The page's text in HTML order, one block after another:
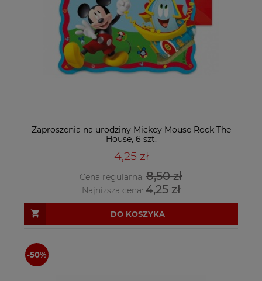
Zaproszenia na urodziny Mickey Mouse Rock The
House, 6 szt.
4,25 zł
Cena regularna: 8,50 zł
Najniższa cena:4,25 zł
DO KOSZYKA